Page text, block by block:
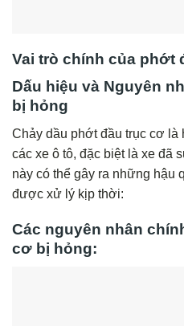
Vai trò chính của phớt
Dấu hiệu và Nguyên
bị hỏng
Chảy dầu phớt đầu trục cơ
các xe ô tô, đặc biệt là xe đã
này có thể gây ra những hậu
được xử lý kịp thời:
Các nguyên nhân
cơ bị hỏng: